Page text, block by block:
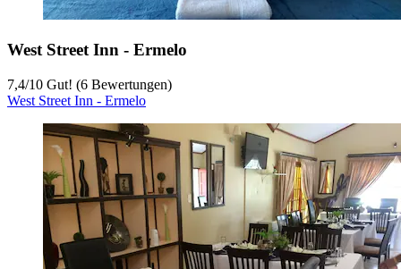
West Street Inn - Ermelo
7,4/10 Gut! (6 Bewertungen)
West Street Inn - Ermelo